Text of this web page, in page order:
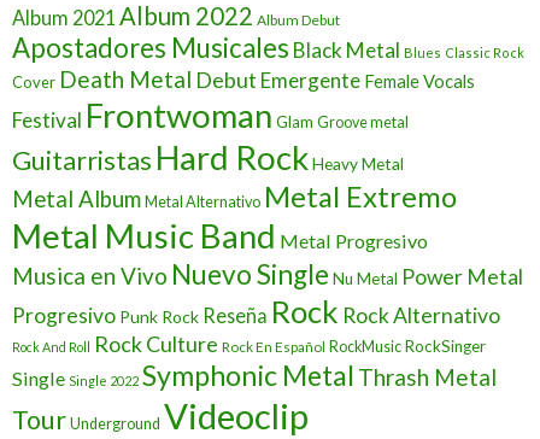
Album 2021 Album 2022 Album Debut
Apostadores Musicales Black Metal Blues Classic Rock
Cover Death Metal Debut Emergente Female Vocals
Festival Frontwoman Glam Groove metal
Guitarristas Hard RockHeavy Metal
Metal Album Metal Alternativo Metal Extremo
Metal Music Band Metal Progresivo
Musica en Vivo Nuevo Single Nu Metal Power Metal
Progresivo Punk Rock Reseña Rock Rock Alternativo
Rock And Roll Rock Culture Rock En Español RockMusic RockSinger
Single Single 2022 Symphonic Metal Thrash Metal
Tour Underground Videoclip